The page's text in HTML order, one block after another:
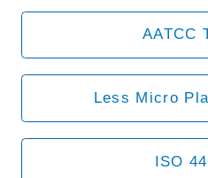
AATCC
Less Micro
ISO